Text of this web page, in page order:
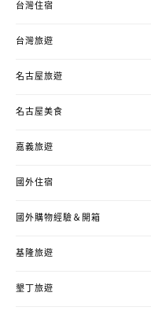
台灣住宿
台灣旅遊
名古屋旅遊
名古屋美食
嘉義旅遊
國外住宿
國外購物經驗＆開箱
基隆旅遊
墾丁旅遊